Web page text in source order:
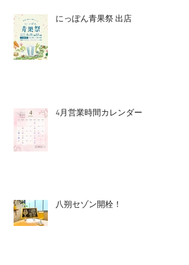
にっぽん青果祭 出店
4月営業時間カレンダー
八朔セゾン開栓！